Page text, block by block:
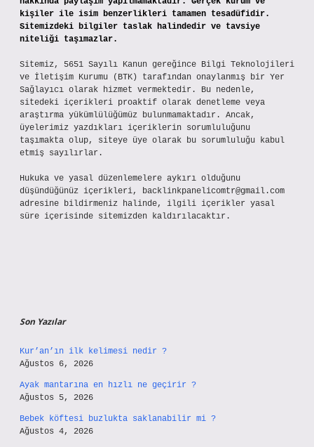
kişiler ile isim benzerlikleri tamamen tesadüfidir.
Sitemizdeki bilgiler taslak halindedir ve tavsiye
niteliği taşımazlar.
Sitemiz, 5651 Sayılı Kanun gereğince Bilgi Teknolojileri
ve İletişim Kurumu (BTK) tarafından onaylanmış bir Yer
Sağlayıcı olarak hizmet vermektedir. Bu nedenle,
sitedeki içerikleri proaktif olarak denetleme veya
araştırma yükümlülüğümüz bulunmamaktadır. Ancak,
üyelerimiz yazdıkları içeriklerin sorumluluğunu
taşımakta olup, siteye üye olarak bu sorumluluğu kabul
etmiş sayılırlar.
Hukuka ve yasal düzenlemelere aykırı olduğunu
düşündüğünüz içerikleri, backlinkpanelicomtr@gmail.com
adresine bildirmeniz halinde, ilgili içerikler yasal
süre içerisinde sitemizden kaldırılacaktır.
Son Yazılar
Kur’an’ın ilk kelimesi nedir ?
Ağustos 6, 2026
Ayak mantarına en hızlı ne geçirir ?
Ağustos 5, 2026
Bebek köftesi buzlukta saklanabilir mi ?
Ağustos 4, 2026